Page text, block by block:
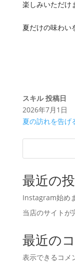
楽しみいただけ
夏だけの味わい
スキル 投稿日
2026年7月1日
夏の訪れを告げ
最近の
Instagram始め
当店のサイトが
最近の
表示できるコメ